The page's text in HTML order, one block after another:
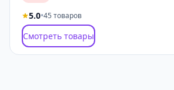
5.0•45 товаров
Смотреть товары